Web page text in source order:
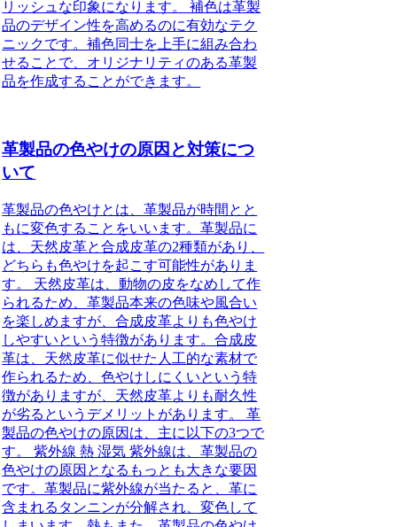
リッシュな印象になります。 補色は革製
品のデザイン性を高めるのに有効なテク
ニックです。補色同士を上手に組み合わ
せることで、オリジナリティのある革製
品を作成することができます。
革製品の色やけの原因と対策につ
いて
革製品の色やけとは、革製品が時間とと
もに変色することをいいます。革製品に
は、天然皮革と合成皮革の2種類があり、
どちらも色やけを起こす可能性がありま
す。 天然皮革は、動物の皮をなめして作
られるため、革製品本来の色味や風合い
を楽しめますが、合成皮革よりも色やけ
しやすいという特徴があります。合成皮
革は、天然皮革に似せた人工的な素材で
作られるため、色やけしにくいという特
徴がありますが、天然皮革よりも耐久性
が劣るというデメリットがあります。 革
製品の色やけの原因は、主に以下の3つで
す。 紫外線 熱 湿気 紫外線は、革製品の
色やけの原因となるもっとも大きな要因
です。革製品に紫外線が当たると、革に
含まれるタンニンが分解され、変色して